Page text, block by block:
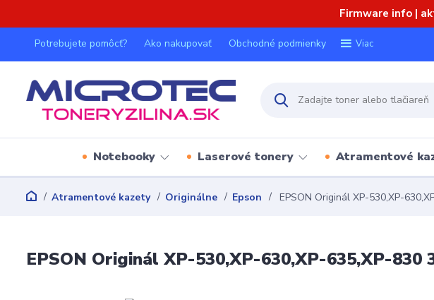
Firmware info |
Potrebujete pomôcť? Ako nakupovať Obchodné podmienky Viac
Notebooky Laserové tonery Atramentové
Atramentové kazety Originálne Epson EPSON Originál XP-530,XP-
EPSON Originál XP-530,XP-630,XP-635,XP-830